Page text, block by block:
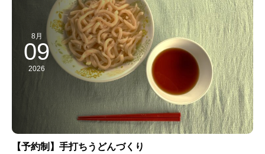
8月
09
2026
【予約制】手打ちうどんづくり